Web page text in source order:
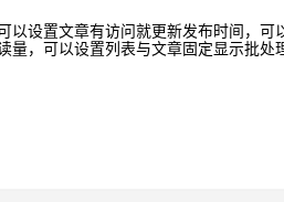
设置文章有访问就更新发布时间，可
，可以设置列表与文章固定显示批处